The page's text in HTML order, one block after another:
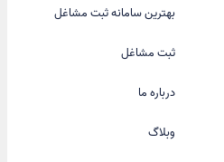
بهترین سامانه ثبت مشاغل
ثبت مشاغل
درباره ما
وبلاگ